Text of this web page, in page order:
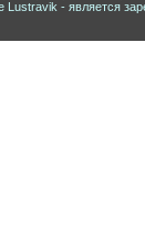
- является